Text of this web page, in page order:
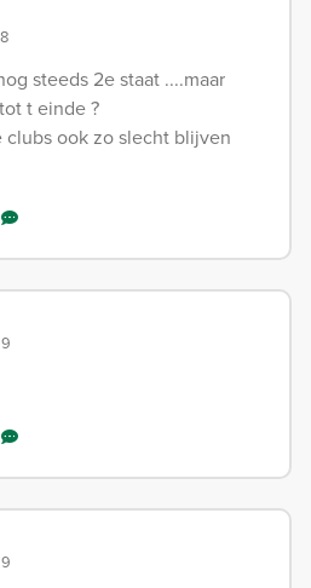
steeds 2e staat ....maar
t einde ?
ook zo slecht blijven